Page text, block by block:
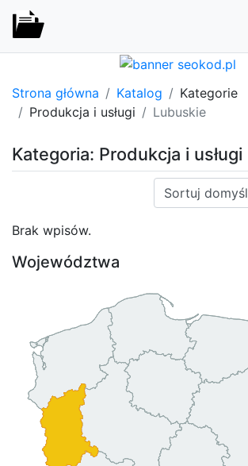
Strona główna Katalog
Kategorie
Produkcja i usługi
Lubuskie
Kategoria: Produkcja i usługi
Sortuj:
Brak wpisów.
Województwa